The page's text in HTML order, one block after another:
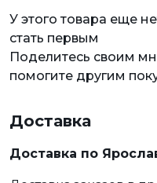
У этого товара еще
стать первым
Поделитесь своим
помогите другим
Доставка
Доставка по